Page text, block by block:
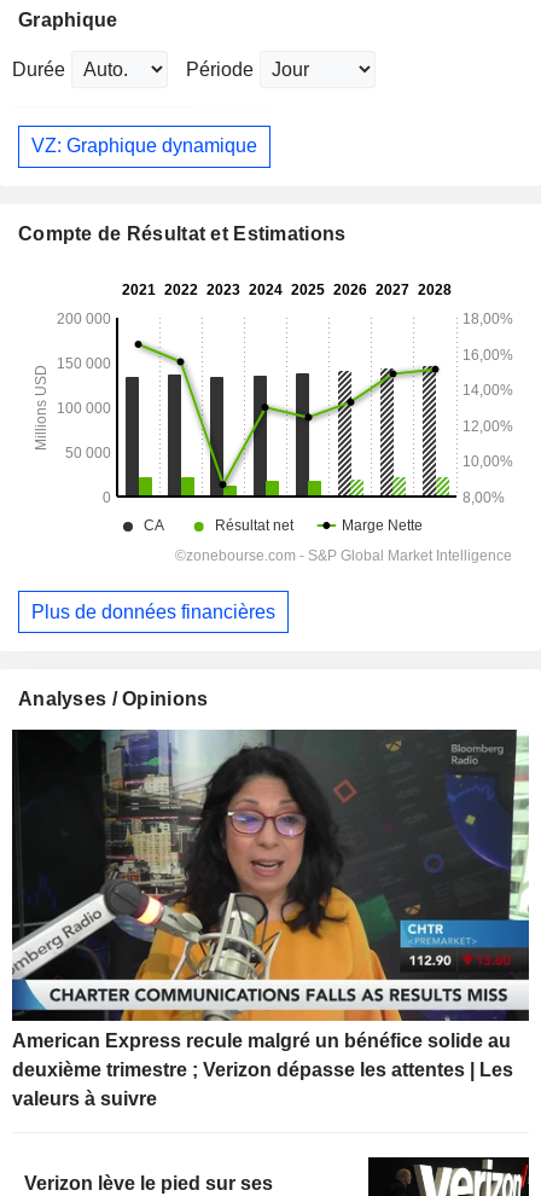
Graphique
Durée Période
VZ: Graphique dynamique
Compte de Résultat et Estimations
Plus de données financières
Analyses / Opinions
American Express recule malgré un bénéfice solide au
deuxième trimestre ; Verizon dépasse les attentes | Les
valeurs à suivre
Verizon lève le pied sur ses